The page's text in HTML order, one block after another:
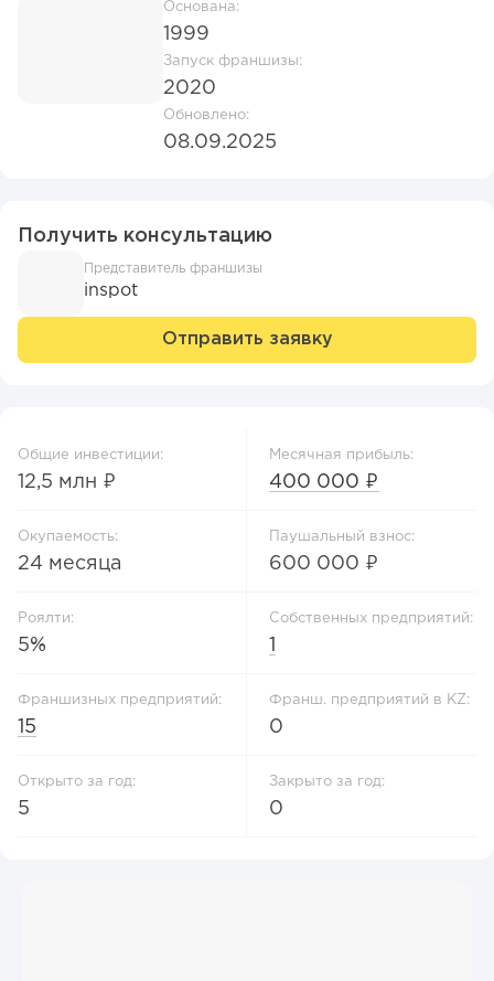
Основана:
1999
Запуск франшизы:
2020
Обновлено:
08.09.2025
Получить консультацию
Представитель франшизы
inspot
Отправить заявку
Общие инвестиции:
12,5 млн ₽
Месячная прибыль:
400 000 ₽
Окупаемость:
24 месяца
Паушальный взнос:
600 000 ₽
Роялти:
5%
Собственных предприятий:
Франшизных предприятий:
15
Франш. предприятий в KZ:
0
Открыто за год:
5
Закрыто за год:
0